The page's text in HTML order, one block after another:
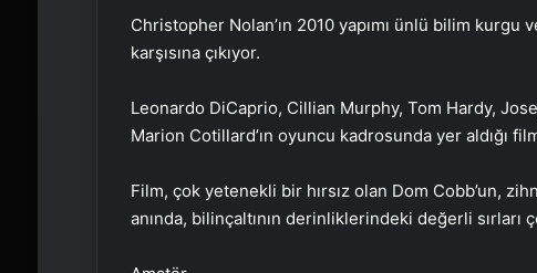
Christopher Nolan’ın 2010 yapımı ünlü bilim kurgu
karşısına çıkıyor.
Leonardo DiCaprio, Cillian Murphy, Tom Hardy,
Marion Cotillard’ın oyuncu kadrosunda yer aldığı
Film, çok yetenekli bir hırsız olan Dom Cobb’un,
anında, bilinçaltının derinliklerindeki değerli sırları